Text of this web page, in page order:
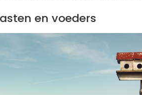
en voeders